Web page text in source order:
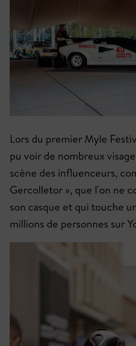
Lors du premier Myle
pu voir de nombreux
scène des influenceurs,
Gercolletor », que l'on ne
son casque et qui touche
millions de personnes sur